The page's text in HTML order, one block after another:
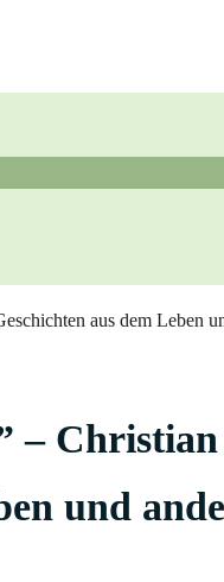
aus dem Leben
Christian
und